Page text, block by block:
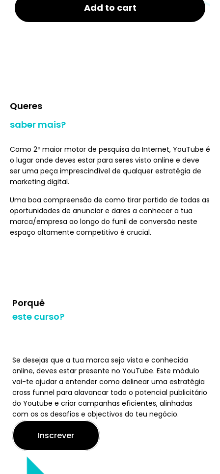
Queres
saber mais?
Como 2º maior motor de pesquisa da Internet, YouTube é
o lugar onde deves estar para seres visto online e deve
ser uma peça imprescindível de qualquer estratégia de
marketing digital.
Uma boa compreensão de como tirar partido de todas as
oportunidades de anunciar e dares a conhecer a tua
marca/empresa ao longo do funil de conversão neste
espaço altamente competitivo é crucial.
Add to cart
Porquê
este curso?
Se desejas que a tua marca seja vista e conhecida
online, deves estar presente no YouTube. Este módulo
vai-te ajudar a entender como delinear uma estratégia
cross funnel para alavancar todo o potencial publicitário
do Youtube e criar campanhas eficientes, alinhadas
com os os desafios e objectivos do teu negócio.
Inscrever